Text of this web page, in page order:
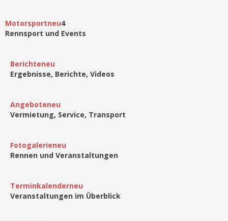
Motorsportneu4
Rennsport und Events
Berichteneu
Ergebnisse, Berichte, Videos
Angeboteneu
Vermietung, Service, Transport
Fotogalerieneu
Rennen und Veranstaltungen
Terminkalenderneu
Veranstaltungen im Überblick